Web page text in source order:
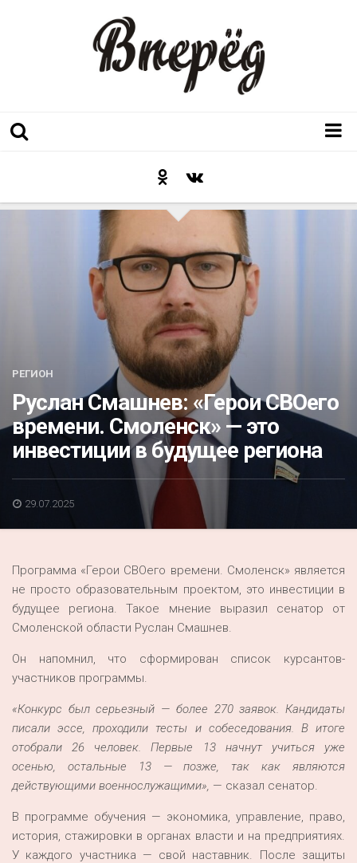
Послесловие к празднику
Неожиданный ракурс
Люди родного края
Акция
К 70-летию районного Дома культуры
Конкурс
Люди родного края
Национальные проекты
Перепись — 2020
РЕГИОН
Руслан Смашнев: «Герои СВОего
времени. Смоленск» — это
инвестиции в будущее региона
29.07.2025
Программа «Герои СВОего времени. Смоленск» является
не просто образовательным проектом, это инвестиции в
будущее региона. Такое мнение выразил сенатор от
Смоленской области Руслан Смашнев.
Он напомнил, что сформирован список курсантов-
участников программы.
«Конкурс был серьезный — более 270 заявок. Кандидаты
писали эссе, проходили тесты и собеседования. В итоге
отобрали 26 человек. Первые 13 начнут учиться уже
осенью, остальные 13 — позже, так как являются
действующими военнослужащими», — сказал сенатор.
В программе обучения — экономика, управление, право,
история, стажировки в органах власти и на предприятиях.
У каждого участника — свой наставник. После защиты